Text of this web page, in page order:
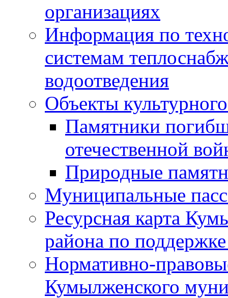
организациях
Информация по
системам
водоотведения
Объекты
Памятники
отечественной
Природные
Муниципальные
Ресурсная карта
района по
Нормативно-
Кумылженского